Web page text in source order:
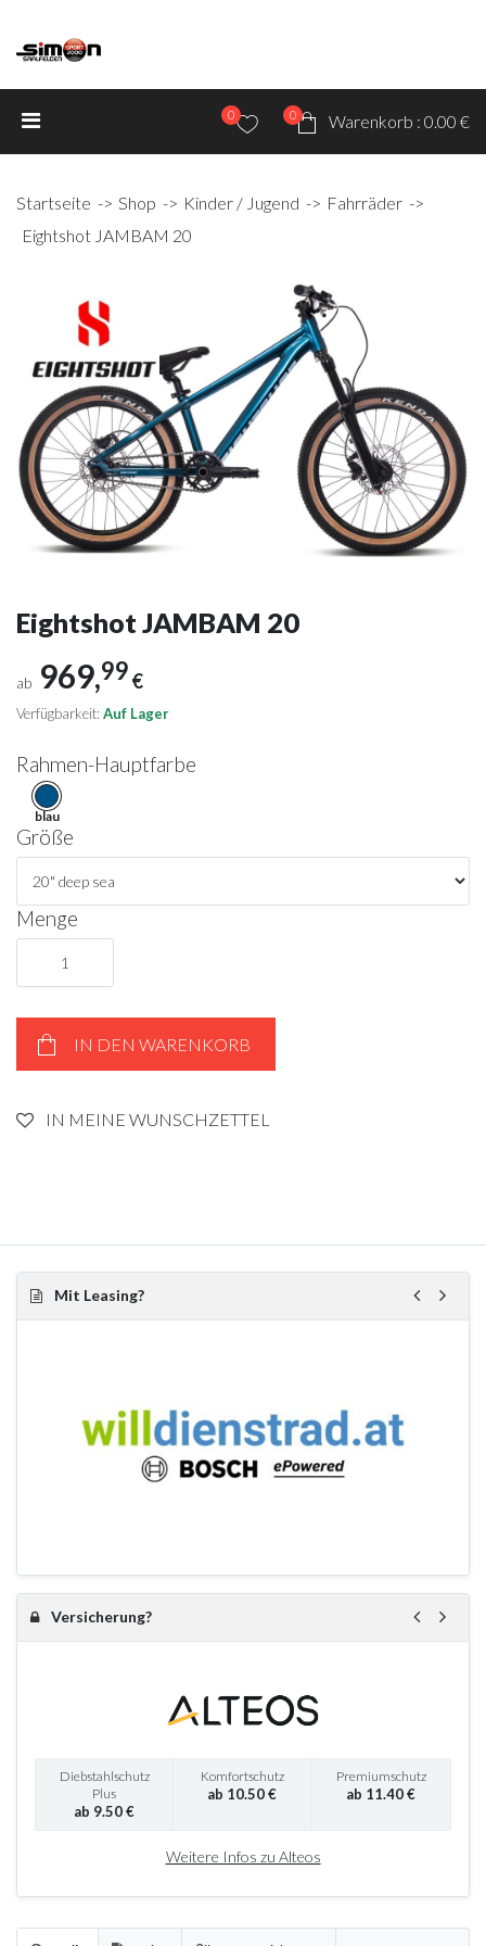
0 0 Warenkorb : 0.00 €
Startseite Shop Kinder / Jugend
Fahrräder
Eightshot JAMBAM 20
Eightshot JAMBAM 20
ab 969,99€
Verfügbarkeit: Auf Lager
Rahmen-Hauptfarbe
blau
Größe
Menge
IN DEN WARENKORB
IN MEINE WUNSCHZETTEL
Mit Leasing?
Versicherung?
Diebstahlschutz
Plus
ab 9.50 €
Komfortschutz
ab 10.50 €
Premiumschutz
ab 11.40 €
Weitere Infos zu Alteos